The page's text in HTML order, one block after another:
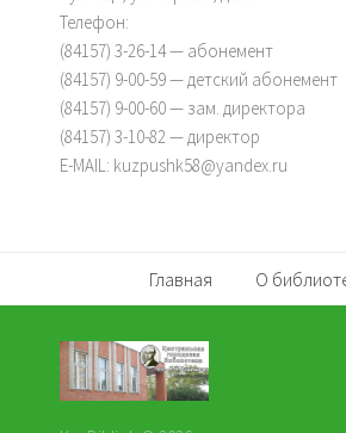
Телефон:
(84157) 3-26-14 — абонемент
(84157) 9-00-59 — детский абонемент
(84157) 9-00-60 — зам. директора
(84157) 3-10-82 — директор
E-MAIL: kuzpushk58@yandex.ru
Главная О